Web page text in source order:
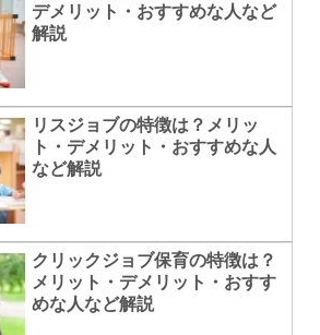
デメリット・おすすめな人など
解説
リスジョブの特徴は？メリッ
ト・デメリット・おすすめな人
など解説
クリックジョブ保育の特徴は？
メリット・デメリット・おすす
めな人など解説